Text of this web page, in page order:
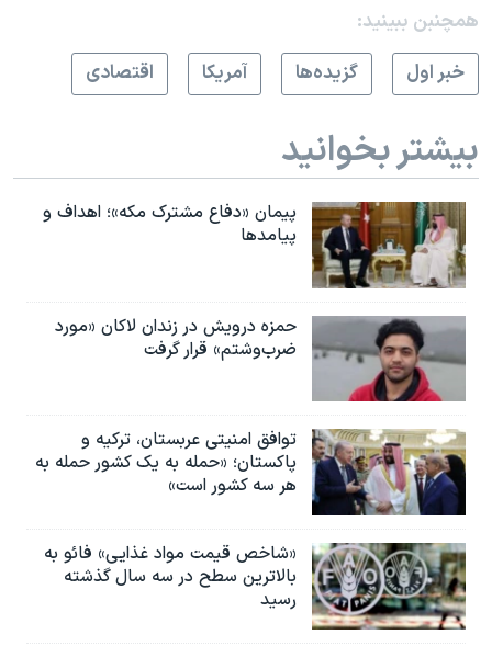
همچنبن ببینید:
خبر اول
گزيده‌ها آمريکا اقتصادی
بیشتر بخوانید
پیمان «دفاع مشترک مکه»؛ اهداف و
پیامدها
حمزه درویش در زندان لاکان «مورد
ضرب‌وشتم» قرار گرفت
توافق امنیتی عربستان، ترکیه و
پاکستان؛ «حمله به یک کشور حمله به
هر سه کشور است»
«شاخص قیمت مواد غذایی» فائو به
بالاترین سطح در سه سال گذشته
رسید